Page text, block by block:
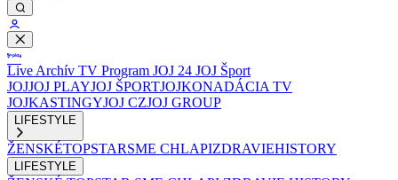
Live Archív TV Program JOJ 24 JOJ Šport
JOJJOJ PLAYJOJ ŠPORTJOJKONADÁCIA TV
JOJKASTINGYJOJ CZJOJ GROUP
LIFESTYLE
ŽENSKÉTOPSTARSME CHLAPIZDRAVIEHISTORY
LIFESTYLE